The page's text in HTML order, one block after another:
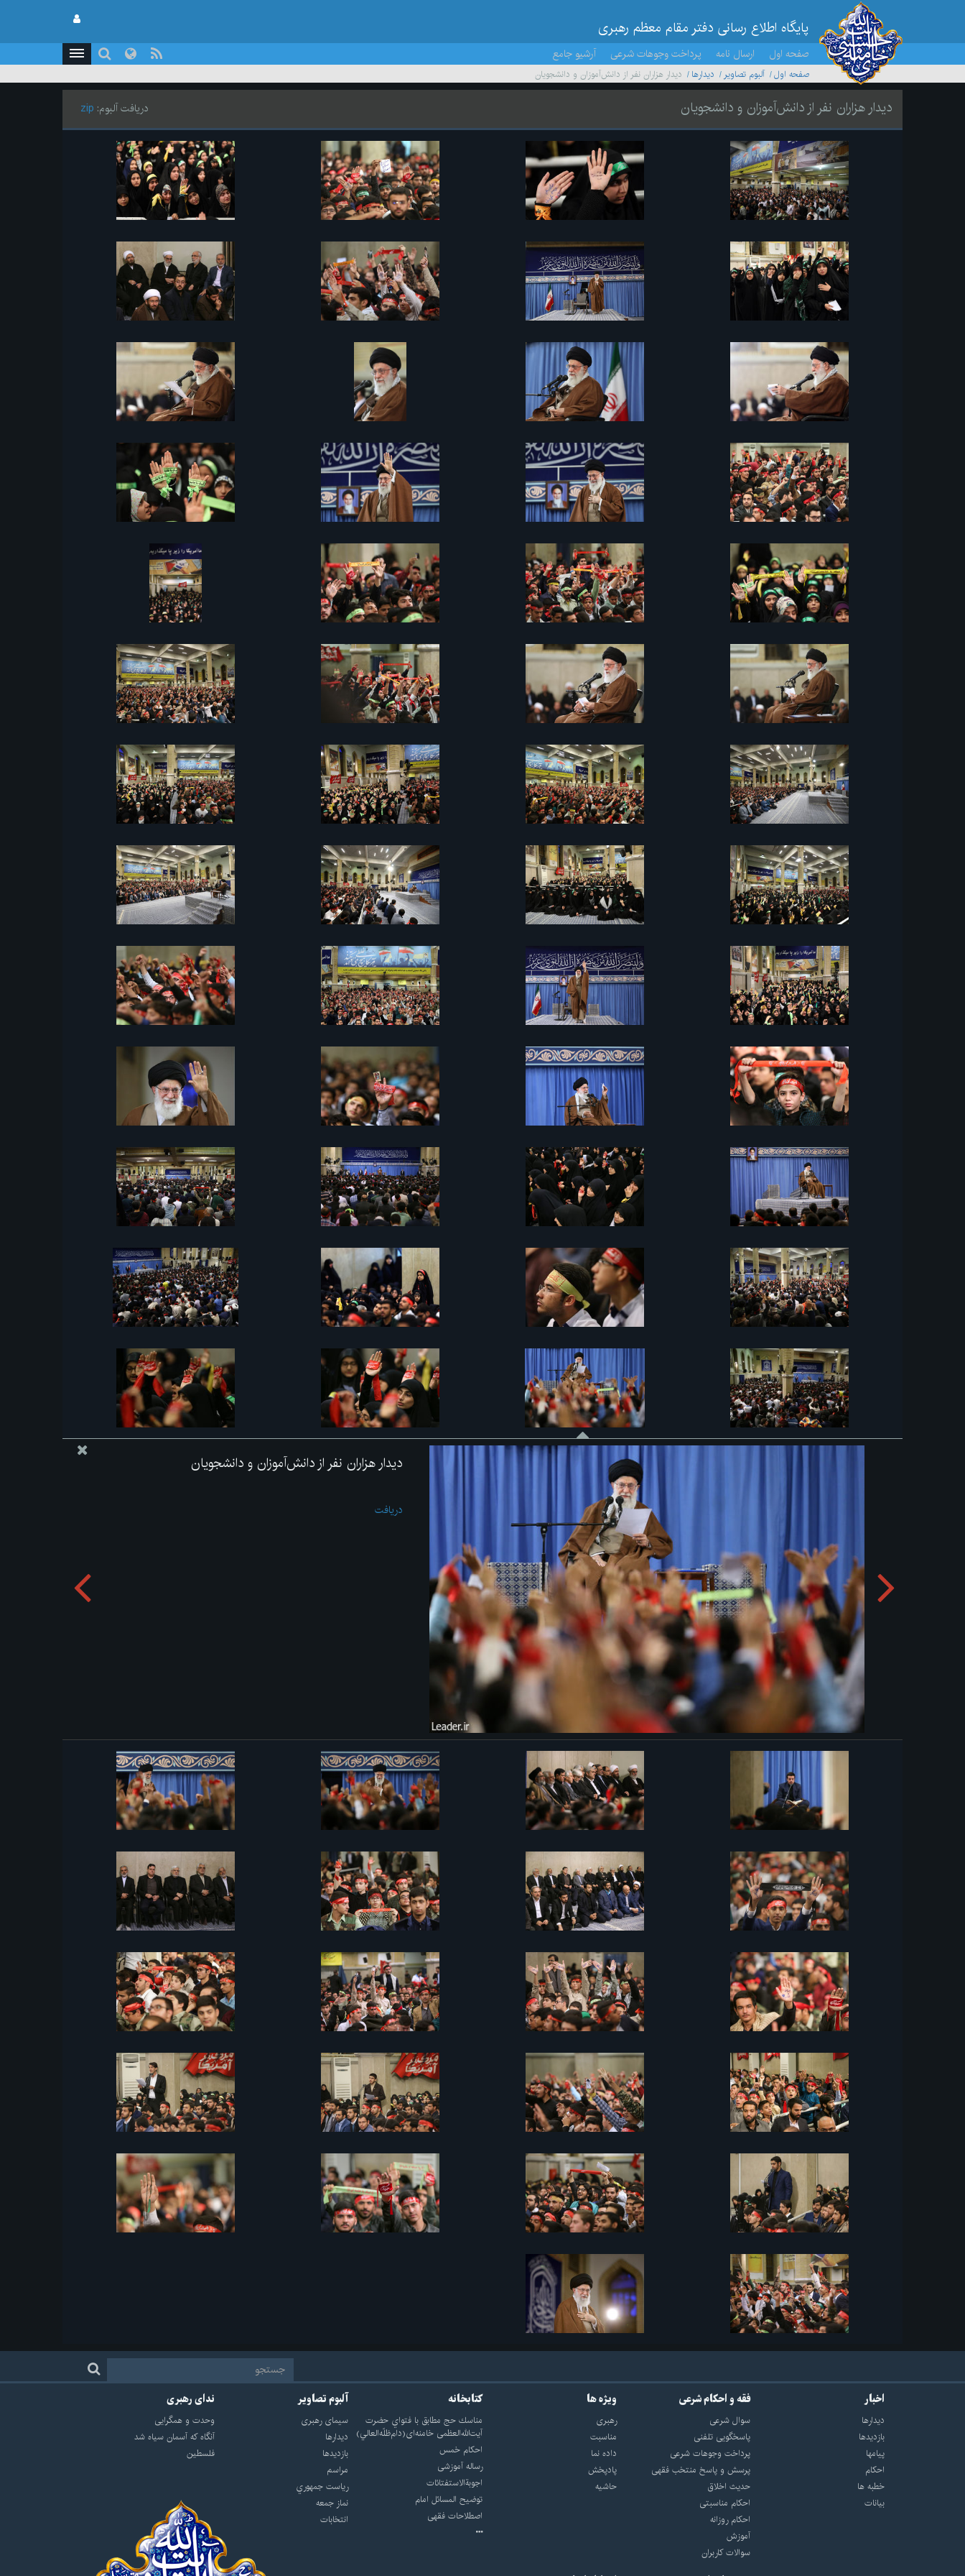
پایگاه اطلاع رسانی دفتر مقام معظم رهبری
صفحه اول ارسال نامه پرداخت وجوهات شرعی آرشیو جامع
صفحه اول آلبوم تصاویر ديدارها دیدار هزاران نفر از دانش‌آموزان و دانشجویان
دیدار هزاران نفر از دانش‌آموزان و دانشجویان دریافت آلبوم: zip
دیدار هزاران نفر از دانش‌آموزان و دانشجویان
دریافت
اخبار
دیدارها
بازديدها
پيامها
احكام
خطبه ها
بیانات
فقه و احکام شرعی
سوال شرعی
پاسخگویی تلفنی
پرداخت وجوهات شرعی
پرسش و پاسخ منتخب فقهی
حدیث اخلاق
احکام مناسبتی
احکام روزانه
آموزش
سوالات کاربران
ویژه ها
رهبری
مناسبت
داده نما
پادپخش
حاشیه
کتابخانه
مناسك حج مطابق با فتواي حضرت
آيت‌الله‌العظمى خامنه‌اى(دام‌ظلّه‌العالي)
احکام خمس
رساله آموزشی
اجوبة‌الاستفتائات
توضيح المسائل امام
اصطلاحات فقهى
آلبوم تصاویر
سيماى رهبرى
ديدارها
بازديدها
مراسم
رياست جمهوري
نماز جمعه
انتخابات
ندای رهبری
وحدت و همگرایی
آنگاه که آسمان سیاه شد
فلسطین